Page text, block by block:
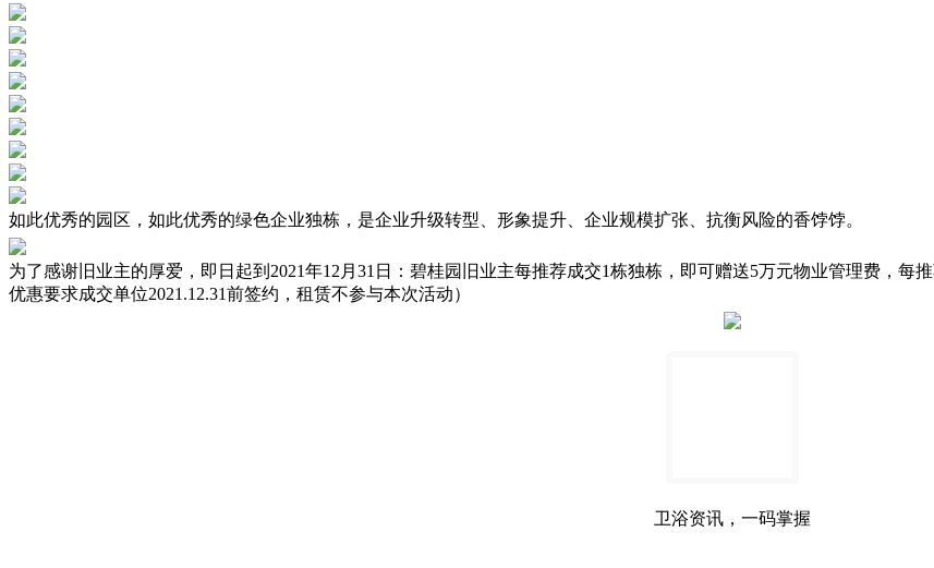
如此优秀的园区，如此优秀的绿色企业独栋，是企业升级转型、形象提升、企业规模扩张、抗衡风险的香饽饽。
为了感谢旧业主的厚爱，即日起到2021年12月31日：碧桂园旧业主每推荐成交1栋独栋，即可赠送5万元物业管理费，每
优惠要求成交单位2021.12.31前签约，租赁不参与本次活动）
卫浴资讯，一码掌握